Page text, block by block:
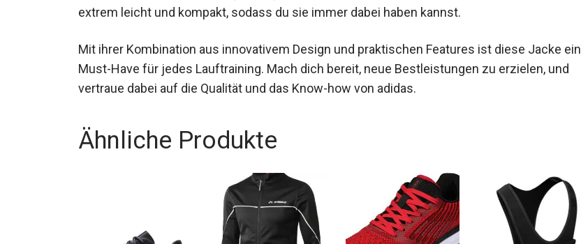
extrem leicht und kompakt, sodass du sie immer dabei haben kannst.
Mit ihrer Kombination aus innovativem Design und praktischen Features ist diese Jacke ein
Must-Have für jedes Lauftraining. Mach dich bereit, neue Bestleistungen zu erzielen, und
vertraue dabei auf die Qualität und das Know-how von adidas.
Ähnliche Produkte